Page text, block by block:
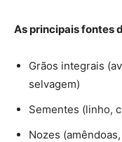
As principais fontes
Grãos integrais
selvagem)
Sementes (linho,
Nozes